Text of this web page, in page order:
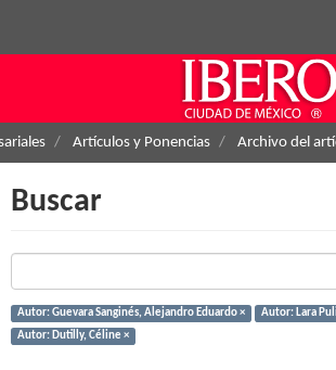
Artículos y Ponencias Archivo del
Buscar
Autor: Guevara Sanginés, Alejandro Eduardo × Autor: Lara
Autor: Dutilly, Céline ×